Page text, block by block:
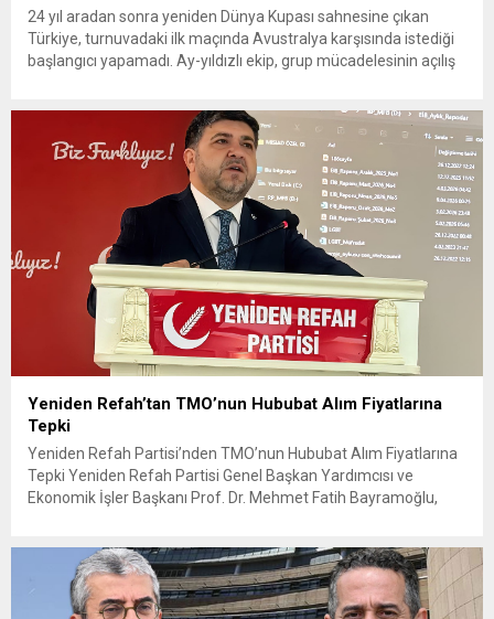
24 yıl aradan sonra yeniden Dünya Kupası sahnesine çıkan
Türkiye, turnuvadaki ilk maçında Avustralya karşısında istediği
başlangıcı yapamadı. Ay-yıldızlı ekip, grup mücadelesinin açılış
itibaren iki takım da kontrollü bir oyun sergilerken, Avustralya
özellikle hızlı hücumlarla etkili olmaya...
Yeniden Refah’tan TMO’nun Hububat Alım Fiyatlarına
Tepki
Yeniden Refah Partisi’nden TMO’nun Hububat Alım Fiyatlarına
Tepki Yeniden Refah Partisi Genel Başkan Yardımcısı ve
Ekonomik İşler Başkanı Prof. Dr. Mehmet Fatih Bayramoğlu,
fiyatların çiftçinin artan maliyetlerini karşılamaktan uzak
olduğunu savunarak fiyatların yeniden değerlendirilmesi
çağrısında...